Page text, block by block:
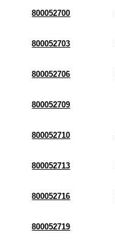
800052700
800052703
800052706
800052709
800052710
800052713
800052716
800052719